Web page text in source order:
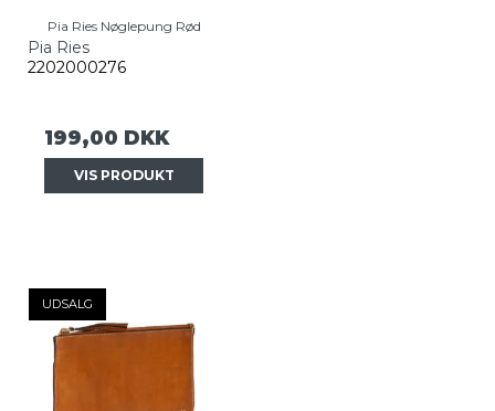
Pia Ries Nøglepung Rød
Pia Ries
2202000276
199,00 DKK
VIS PRODUKT
UDSALG